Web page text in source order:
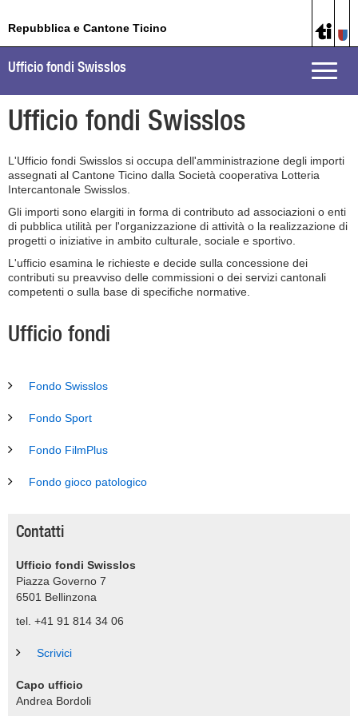
Repubblica e Cantone Ticino
Toggle
Ufficio fondi Swisslos
Ufficio fondi Swisslos
L'Ufficio fondi Swisslos si occupa dell'amministrazione degli importi
assegnati al Cantone Ticino dalla Società cooperativa Lotteria
Intercantonale Swisslos.
Gli importi sono elargiti in forma di contributo ad associazioni o enti
di pubblica utilità per l'organizzazione di attività o la realizzazione di
progetti o iniziative in ambito culturale, sociale e sportivo.
L'ufficio esamina le richieste e decide sulla concessione dei
contributi su preavviso delle commissioni o dei servizi cantonali
competenti o sulla base di specifiche normative.
Ufficio fondi
Fondo Swisslos
Fondo Sport
Fondo FilmPlus
Fondo gioco patologico
Contatti
Ufficio fondi Swisslos
Piazza Governo 7
6501 Bellinzona
tel. +41 91 814 34 06
Scrivici
Capo ufficio
Andrea Bordoli